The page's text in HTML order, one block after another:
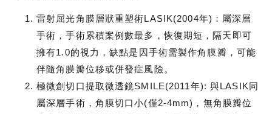
雷射屈光角膜層狀重塑術LASIK(2004年)：屬深層
手術，手術累積案例數最多，恢復期短，隔天即可
擁有1.0的視力，缺點是因手術需製作角膜瓣，可能
伴隨角膜瓣位移或併發症風險。
極微創切口提取微透鏡SMILE(2011年): 與LASIK同
屬深層手術，角膜切口小(僅2-4mm)，無角膜瓣位